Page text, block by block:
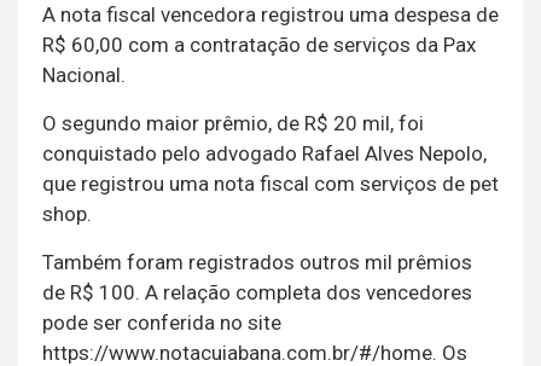
A nota fiscal vencedora registrou uma despesa de
R$ 60,00 com a contratação de serviços da Pax
Nacional.
O segundo maior prêmio, de R$ 20 mil, foi
conquistado pelo advogado Rafael Alves Nepolo,
que registrou uma nota fiscal com serviços de pet
shop.
Também foram registrados outros mil prêmios
de R$ 100. A relação completa dos vencedores
pode ser conferida no site
https://www.notacuiabana.com.br/#/home. Os